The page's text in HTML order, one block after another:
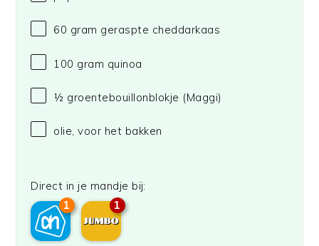
60 gram geraspte cheddarkaas
100 gram quinoa
½ groentebouillonblokje (Maggi)
olie, voor het bakken
Direct in je mandje bij:
1 1